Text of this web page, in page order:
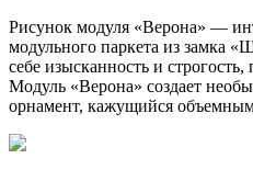
Рисунок модуля «Верона» —
модульного паркета из замка
себе изысканность и
Модуль «Верона» создает
орнамент, кажущийся